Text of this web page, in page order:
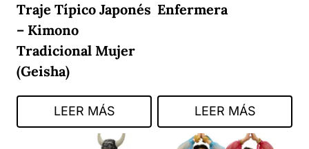
Traje Típico Japonés
– Kimono
Tradicional Mujer
(Geisha)
LEER MÁS
Enfermera
LEER MÁS